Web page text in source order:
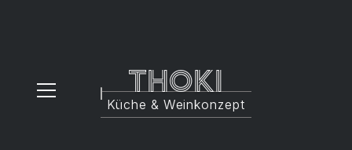
Thoki
Küche & Weinkonzept